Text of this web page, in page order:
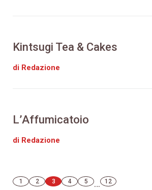
Kintsugi Tea & Cakes
di Redazione
L’Affumicatoio
di Redazione
1 2 3 4 5 … 12